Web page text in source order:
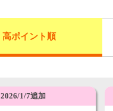
高ポイント順
2026/1/7追加